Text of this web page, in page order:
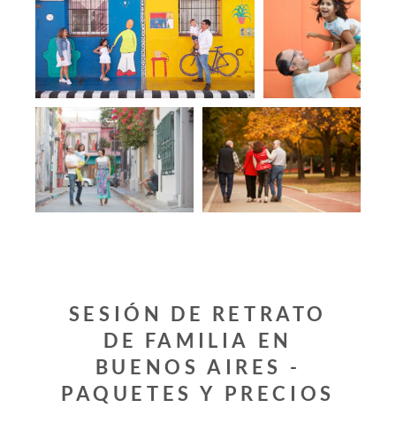
SESIÓN DE RETRATO
DE FAMILIA EN
BUENOS AIRES -
PAQUETES Y PRECIOS